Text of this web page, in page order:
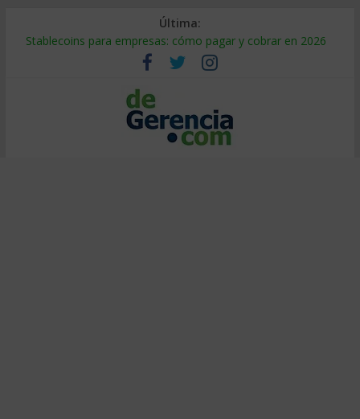
Última:
Stablecoins para empresas: cómo pagar y cobrar en 2026
Despido silencioso: qué es y por qué sale tan caro
IA en selección de personal: cómo auditarla a tiempo
Trabajo forzoso en la cadena de suministro: qué hacer
Mercado hispano de EE. UU.: cómo segmentarlo y venderle